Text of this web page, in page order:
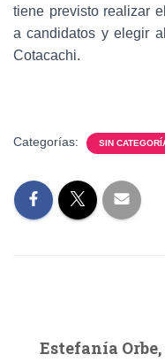
tiene previsto realizar
a candidatos y elegir
Cotacachi.
Categorías: SIN
Estefanía